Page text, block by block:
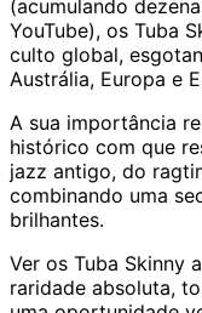
(acumulando
YouTube), os Tuba
culto global,
Austrália, Europa e
A sua importância
histórico com que
jazz antigo, do
combinando uma
brilhantes.
Ver os Tuba Skinny
raridade absoluta,